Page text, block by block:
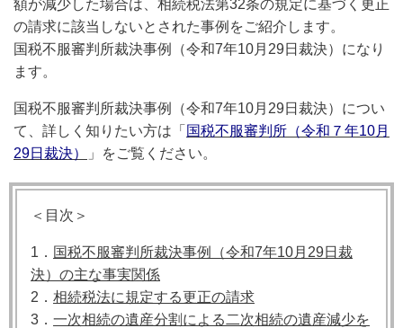
額が減少した場合は、相続税法第32条の規定に基づく更正
の請求に該当しないとされた事例をご紹介します。
国税不服審判所裁決事例（令和7年10月29日裁決）になり
ます。
国税不服審判所裁決事例（令和7年10月29日裁決）につい
て、詳しく知りたい方は「 国税不服審判所（令和７年10月
29日裁決）
」をご覧ください。
＜目次＞
1． 国税不服審判所裁決事例（令和7年10月29日裁
決）の主な事実関係
2． 相続税法に規定する更正の請求
3． 一次相続の遺産分割による二次相続の遺産減少を